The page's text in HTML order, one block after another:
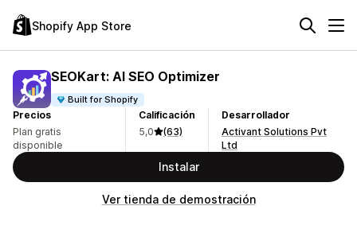
Shopify App Store
SEOKart: AI SEO Optimizer
Built for Shopify
Precios
Plan gratis
disponible
Calificación
5,0
(63)
Desarrollador
Activant Solutions Pvt
Ltd
Instalar
Ver tienda de demostración